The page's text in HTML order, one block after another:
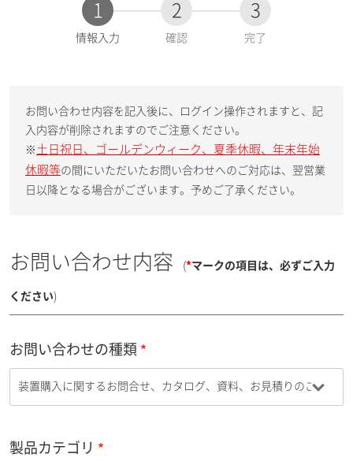
1
現
情報入力
2
確認
3
完了
お問い合わせ内容を記入後に、ログイン操作されますと、記
入内容が削除されますのでご注意ください。
※ 土日祝日、ゴールデンウィーク、夏季休暇、年末年始
休暇等の間にいただいたお問い合わせへのご対応は、翌営業
日以降となる場合がございます。予めご了承ください。
お問い合わせ内容 (*マークの項目は、必ずご入力
ください)
お問い合わせの種類
製品カテゴリ